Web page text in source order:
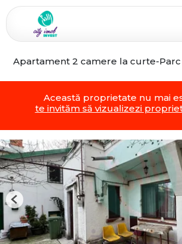
Apartament 2 camere la curte-Parc
Această proprietate nu mai
te invităm să vizualizezi
Previous